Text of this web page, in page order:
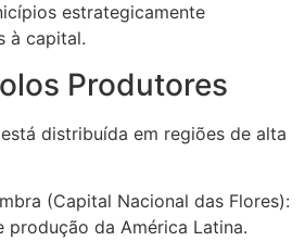
estrategicamente
à capital.
Produtores
distribuída em regiões de alta
(Capital Nacional das Flores):
produção da América Latina.